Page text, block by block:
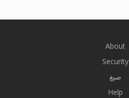
About
Security
صيغ
Help